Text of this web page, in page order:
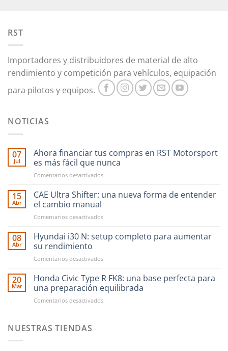
RST
Importadores y distribuidores de material de alto
rendimiento y competición para vehículos, equipación
para pilotos y equipos.
NOTICIAS
07
Jul
Ahora financiar tus compras en RST Motorsport
es más fácil que nunca
Comentarios desactivadosen
financiar
en
Motorsport
fácil
nunca
15
Abr
CAE Ultra Shifter: una nueva forma de entender
el cambio manual
Comentarios desactivadosen
Ultra
Shifter:
nueva
de
entender
cambio
08
Abr
Hyundai i30 N: setup completo para aumentar
su rendimiento
Comentarios desactivadosen
i30
setup
completo
20
Mar
Honda Civic Type R FK8: una base perfecta para
una preparación equilibrada
Comentarios desactivadosen
NUESTRAS TIENDAS